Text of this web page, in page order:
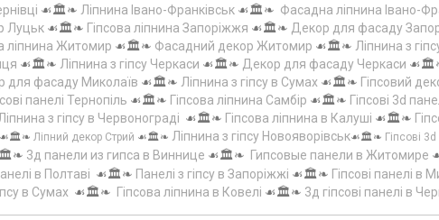
☙🏛️❧ Ліпнина Івано-Франківськ ☙🏛️❧ Фасадна ліпнина Івано-
Луцьк ☙🏛️❧ Гіпсова ліпнина Запоріжжя ☙🏛️❧ Декор для фасаду
ліпнина Житомир ☙🏛️❧ Фасадний декор Житомир ☙🏛️❧ Ліпнина з
☙🏛️❧ Ліпнина з гіпсу Черкаси ☙🏛️❧ Декор для фасаду Черкаси
для фасаду Миколаїв ☙🏛️❧ Ліпнина з гіпсу в Сумах ☙🏛️❧ Гіпсовий
панелі Тернопіль ☙🏛️❧ Гіпсова ліпнина Самбір ☙🏛️❧ Гіпсові 3d
з гіпсу в Червонограді ☙🏛️❧ Гіпсова ліпнина в Калуші ☙🏛️❧
☙🏛️❧ Ліпний декор Стрий ☙🏛️❧ Ліпнина з гіпсу Новояворівськ☙🏛️❧ Гіпсові
3д панели из гипса в Виннице ☙🏛️❧ Гипсовые панели в Житомире
в Полтаві ☙🏛️❧ Панелі з гіпсу в Запоріжжі ☙🏛️❧ Гіпсові панелі в
в Сумах ☙🏛️❧ Гіпсова ліпнина в Ковелі ☙🏛️❧ 3д гіпсові панелі в